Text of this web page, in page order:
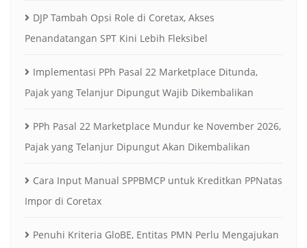
DJP Tambah Opsi Role di Coretax, Akses
Penandatangan SPT Kini Lebih Fleksibel
Implementasi PPh Pasal 22 Marketplace Ditunda,
Pajak yang Telanjur Dipungut Wajib Dikembalikan
PPh Pasal 22 Marketplace Mundur ke November 2026,
Pajak yang Telanjur Dipungut Akan Dikembalikan
Cara Input Manual SPPBMCP untuk Kreditkan PPNatas
Impor di Coretax
Penuhi Kriteria GloBE, Entitas PMN Perlu Mengajukan